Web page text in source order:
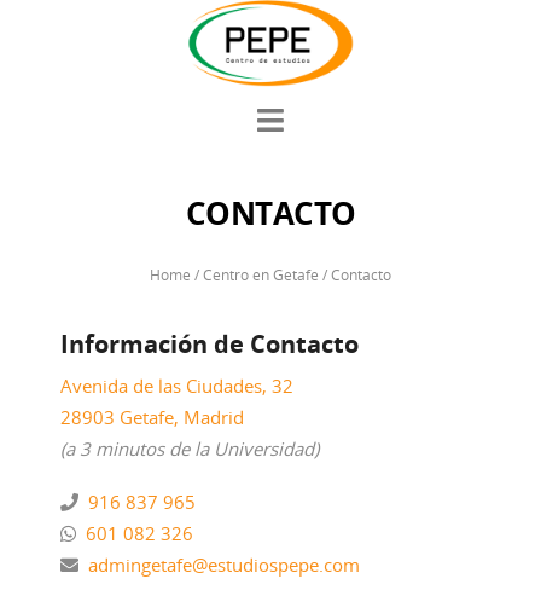
CONTACTO
Home /Centro en Getafe /Contacto
Información de Contacto
Avenida de las Ciudades, 32
28903 Getafe, Madrid
(a 3 minutos de la Universidad)
916 837 965
601 082 326
admingetafe@estudiospepe.com